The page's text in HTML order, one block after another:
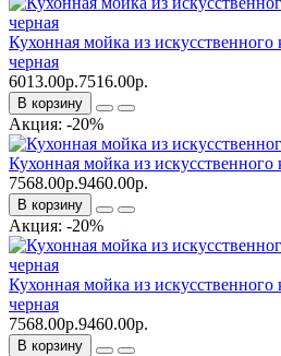
Кухонная мойка из
черная
6013.00р.7516.00р.
В корзину
Акция: -20%
Кухонная мойка из
7568.00р.9460.00р.
В корзину
Акция: -20%
Кухонная мойка из
черная
7568.00р.9460.00р.
В корзину